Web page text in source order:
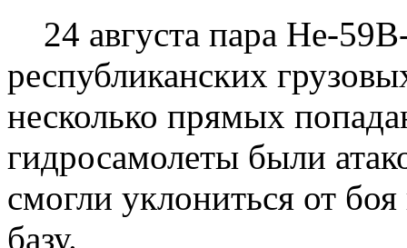
24 августа пара Не-
республиканских
несколько прямых
гидросамолеты были
смогли уклониться от
базу.